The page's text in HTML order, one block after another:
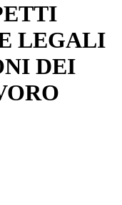
LEGALI
DEI